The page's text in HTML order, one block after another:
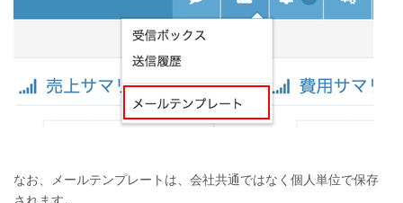
なお、メールテンプレートは、会社共通ではなく個人単位で保存